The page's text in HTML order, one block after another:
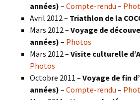
années) – Compte-rendu –
Avril 2012 – Triathlon de la
Mars 2012 – Voyage de
années) – Photos
Mars 2012 – Visite culturelle
Photos
Octobre 2011 – Voyage de fin
années) – Compte-rendu –